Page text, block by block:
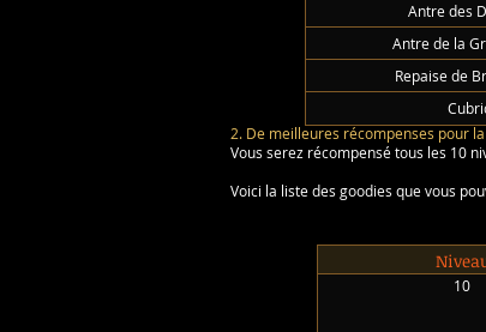
2. De meilleures récompenses pour
Vous serez récompensé tous les 10
Voici la liste des goodies que vous
Antre des
Antre de la
Repaise de
10